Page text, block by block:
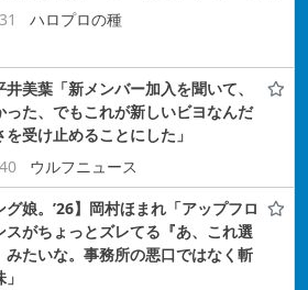
ハロプロの種
井美葉「新メンバー加入を聞いて、
った、でもこれが新しいビヨなんだ
を受け止めることにした」
ウルフニュース
グ娘。’26】岡村ほまれ「アップフロ
スがちょっとズレてる『あ、これ選
みたいな。事務所の悪口ではなく斬